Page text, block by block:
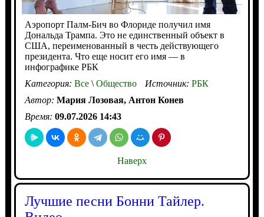
Аэропорт Палм-Бич во Флориде получил имя
Дональда Трампа. Это не единственный объект в
США, переименованный в честь действующего
президента. Что еще носит его имя — в
инфографике РБК
Категория: Все\Общество Источник: РБК
Автор: Мария Лозовая, Антон Конев
Время: 09.07.2026 14:43
Наверх
Лучшие песни Бонни Тайлер.